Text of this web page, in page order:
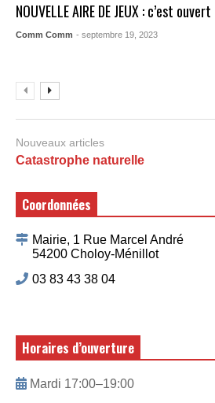
NOUVELLE AIRE DE JEUX : c’est ouvert
Comm Comm - septembre 19, 2023
Nouveaux articles
Catastrophe naturelle
Coordonnées
Mairie, 1 Rue Marcel André
54200 Choloy-Ménillot
03 83 43 38 04
Horaires d’ouverture
Mardi 17:00–19:00